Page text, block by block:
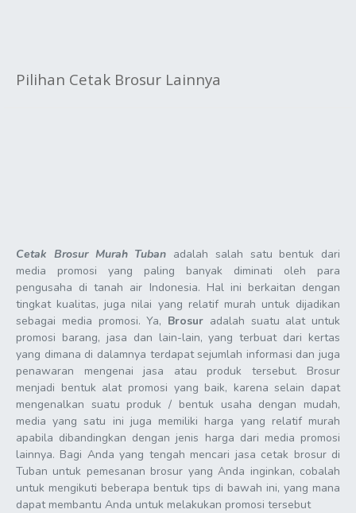
Pilihan Cetak Brosur Lainnya
Cetak Brosur Murah Tuban adalah salah satu bentuk dari
media promosi yang paling banyak diminati oleh para
pengusaha di tanah air Indonesia. Hal ini berkaitan dengan
tingkat kualitas, juga nilai yang relatif murah untuk dijadikan
sebagai media promosi. Ya, Brosur adalah suatu alat untuk
promosi barang, jasa dan lain-lain, yang terbuat dari kertas
yang dimana di dalamnya terdapat sejumlah informasi dan juga
penawaran mengenai jasa atau produk tersebut. Brosur
menjadi bentuk alat promosi yang baik, karena selain dapat
mengenalkan suatu produk / bentuk usaha dengan mudah,
media yang satu ini juga memiliki harga yang relatif murah
apabila dibandingkan dengan jenis harga dari media promosi
lainnya. Bagi Anda yang tengah mencari jasa cetak brosur di
Tuban untuk pemesanan brosur yang Anda inginkan, cobalah
untuk mengikuti beberapa bentuk tips di bawah ini, yang mana
dapat membantu Anda untuk melakukan promosi tersebut